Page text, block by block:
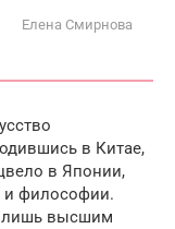
Елена Смирнова
в Китае,
в Японии,
и философии.
лишь высшим